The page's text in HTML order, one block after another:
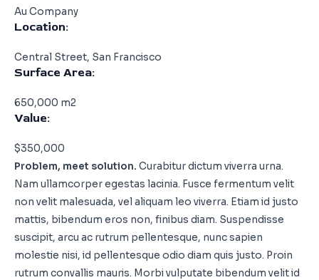
Au Company
Location:
Central Street, San Francisco
Surface Area:
650,000 m2
Value:
$350,000
Problem, meet solution. Curabitur dictum viverra urna.
Nam ullamcorper egestas lacinia. Fusce fermentum velit
non velit malesuada, vel aliquam leo viverra. Etiam id justo
mattis, bibendum eros non, finibus diam. Suspendisse
suscipit, arcu ac rutrum pellentesque, nunc sapien
molestie nisi, id pellentesque odio diam quis justo. Proin
rutrum convallis mauris. Morbi vulputate bibendum velit id